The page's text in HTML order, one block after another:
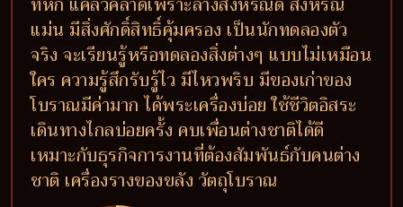
แม่น มีสิ่งศักดิ์สิทธิ์คุ้มครอง เป็นนักทดลองตัว
จริง จะเรียนรู้หรือทดลองสิ่งต่างๆ แบบไม่เหมือน
ใคร ความรู้สึกรับรู้ไว มีไหวพริบ มีของเก่าของ
โบราณมีค่ามาก ได้พระเครื่องบ่อย ใช้ชีวิตอิสระ
เดินทางไกลบ่อยครั้ง คบเพื่อนต่างชาติได้ดี
เหมาะกับธุรกิจการงานที่ต้องสัมพันธ์กับคนต่าง
ชาติ เครื่องรางของขลัง วัตถุโบราณ